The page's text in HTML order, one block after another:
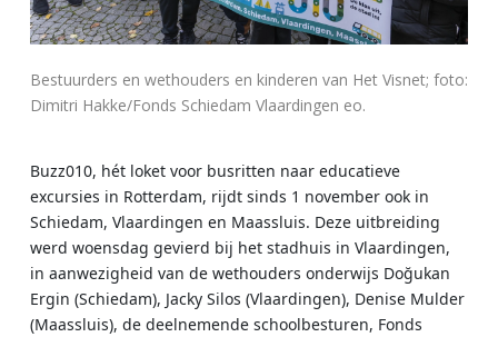
Bestuurders en wethouders en kinderen van Het Visnet; foto:
Dimitri Hakke/Fonds Schiedam Vlaardingen eo.
Buzz010, hét loket voor busritten naar educatieve
excursies in Rotterdam, rijdt sinds 1 november ook in
Schiedam, Vlaardingen en Maassluis. Deze uitbreiding
werd woensdag gevierd bij het stadhuis in Vlaardingen,
in aanwezigheid van de wethouders onderwijs Doğukan
Ergin (Schiedam), Jacky Silos (Vlaardingen), Denise Mulder
(Maassluis), de deelnemende schoolbesturen, Fonds